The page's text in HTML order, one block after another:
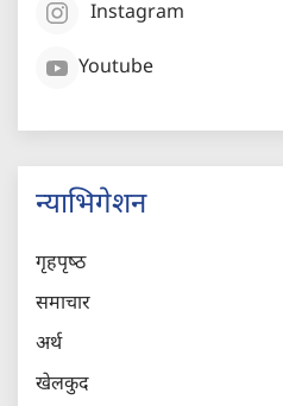
Instagram
Youtube
न्याभिगेशन
गृहपृष्‍ठ
समाचार
अर्थ
खेलकुद